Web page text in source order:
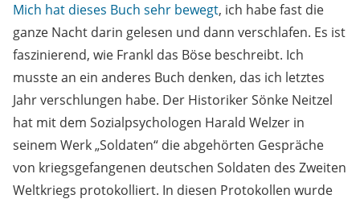
Mich hat dieses Buch sehr bewegt, ich habe fast die
ganze Nacht darin gelesen und dann verschlafen. Es ist
faszinierend, wie Frankl das Böse beschreibt. Ich
musste an ein anderes Buch denken, das ich letztes
Jahr verschlungen habe. Der Historiker Sönke Neitzel
hat mit dem Sozialpsychologen Harald Welzer in
seinem Werk „Soldaten“ die abgehörten Gespräche
von kriegsgefangenen deutschen Soldaten des Zweiten
Weltkriegs protokolliert. In diesen Protokollen wurde